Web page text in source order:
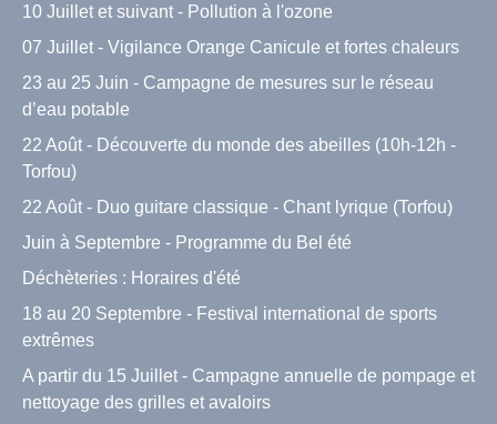
10 Juillet et suivant - Pollution à l'ozone
07 Juillet - Vigilance Orange Canicule et fortes chaleurs
23 au 25 Juin - Campagne de mesures sur le réseau
d’eau potable
22 Août - Découverte du monde des abeilles (10h-12h -
Torfou)
22 Août - Duo guitare classique - Chant lyrique (Torfou)
Juin à Septembre - Programme du Bel été
Déchèteries : Horaires d'été
18 au 20 Septembre - Festival international de sports
extrêmes
A partir du 15 Juillet - Campagne annuelle de pompage et
nettoyage des grilles et avaloirs